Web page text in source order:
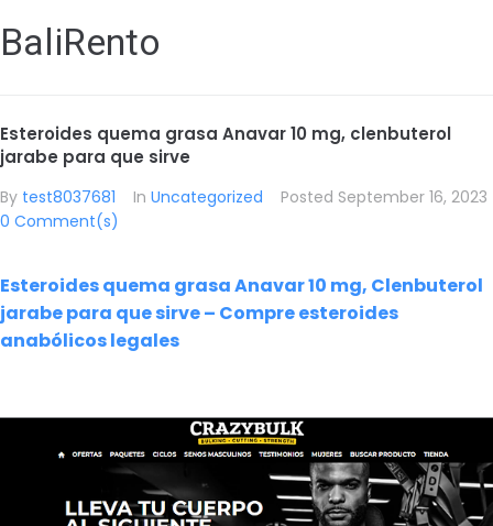
BaliRento
Esteroides quema grasa Anavar 10 mg, clenbuterol
jarabe para que sirve
By test8037681 In Uncategorized Posted September 16, 2023
0 Comment(s)
Esteroides quema grasa Anavar 10 mg, Clenbuterol
jarabe para que sirve – Compre esteroides
anabólicos legales